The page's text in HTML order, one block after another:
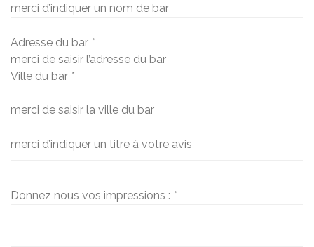
merci d’indiquer un nom de bar
Adresse du bar *
merci de saisir l’adresse du bar
Ville du bar *
merci de saisir la ville du bar
merci d’indiquer un titre à votre avis
Donnez nous vos impressions : *